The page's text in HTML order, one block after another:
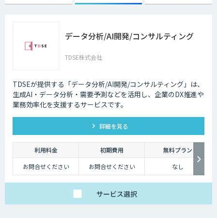
データ分析/AI開発/コンサルティング
TDSE株式会社
TDSEが提供する「データ分析/AI開発/コンサルティング」は、
生成AI・データ分析・需要予測などを活用し、企業のDX推進や
業務効率化を支援するサービスです。
詳細を見る
利用料金 初期費用
無料プラン
お問合せください
お問合せください なし
サービス選択